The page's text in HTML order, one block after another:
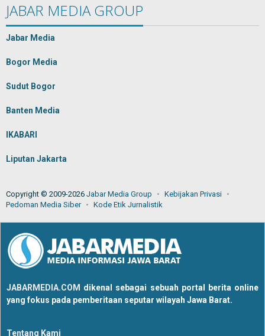
JABAR MEDIA GROUP
Jabar Media
Bogor Media
Sudut Bogor
Banten Media
IKABARI
Liputan Jakarta
Copyright © 2009-2026 Jabar Media Group
Kebijakan Privasi
Pedoman Media Siber
Kode Etik Jurnalistik
JABARMEDIA.COM dikenal sebagai sebuah portal berita online
yang fokus pada pemberitaan seputar wilayah Jawa Barat.
Tentang Kami